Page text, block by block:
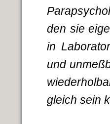
den sie
in
und
gleich sein